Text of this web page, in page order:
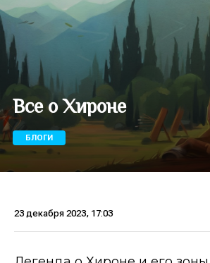
Все о Хироне
БЛОГИ
23 декабря 2023, 17:03